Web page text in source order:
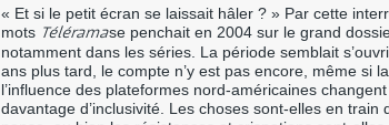
« Et si le petit écran se laissait hâler ? » Par cette
mots Téléramase penchait en 2004 sur le grand
notamment dans les séries. La période semblait
ans plus tard, le compte n’y est pas encore, même si
l’influence des plateformes nord-américaines
davantage d’inclusivité. Les choses sont-elles en train